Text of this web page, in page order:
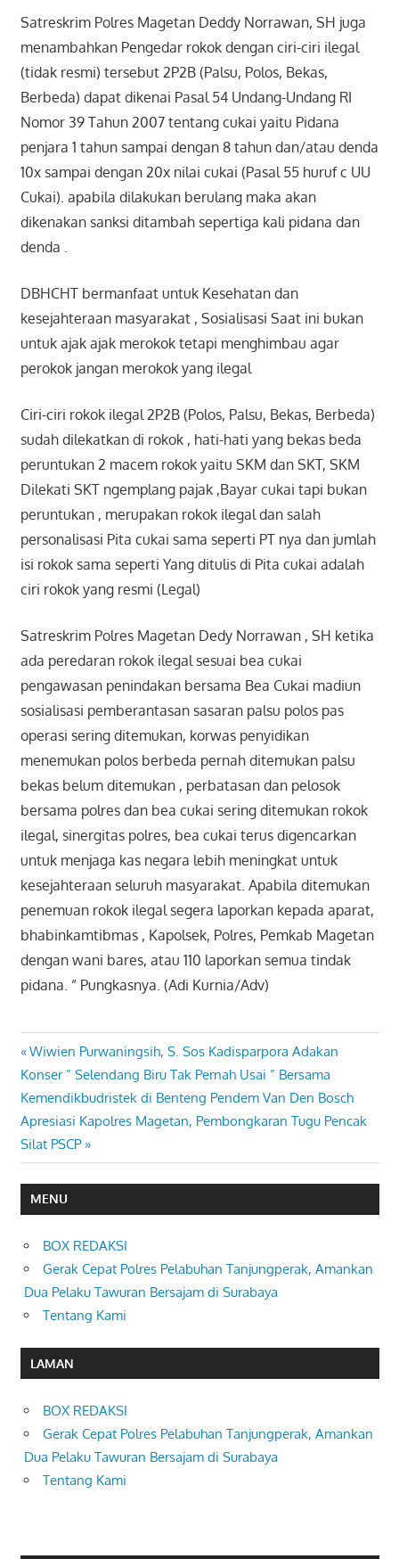
Satreskrim Polres Magetan Deddy Norrawan, SH juga
menambahkan Pengedar rokok dengan ciri-ciri ilegal
(tidak resmi) tersebut 2P2B (Palsu, Polos, Bekas,
Berbeda) dapat dikenai Pasal 54 Undang-Undang RI
Nomor 39 Tahun 2007 tentang cukai yaitu Pidana
penjara 1 tahun sampai dengan 8 tahun dan/atau denda
10x sampai dengan 20x nilai cukai (Pasal 55 huruf c UU
Cukai). apabila dilakukan berulang maka akan
dikenakan sanksi ditambah sepertiga kali pidana dan
denda .
DBHCHT bermanfaat untuk Kesehatan dan
kesejahteraan masyarakat , Sosialisasi Saat ini bukan
untuk ajak ajak merokok tetapi menghimbau agar
perokok jangan merokok yang ilegal
Ciri-ciri rokok ilegal 2P2B (Polos, Palsu, Bekas, Berbeda)
sudah dilekatkan di rokok , hati-hati yang bekas beda
peruntukan 2 macem rokok yaitu SKM dan SKT, SKM
Dilekati SKT ngemplang pajak ,Bayar cukai tapi bukan
peruntukan , merupakan rokok ilegal dan salah
personalisasi Pita cukai sama seperti PT nya dan jumlah
isi rokok sama seperti Yang ditulis di Pita cukai adalah
ciri rokok yang resmi (Legal)
Satreskrim Polres Magetan Dedy Norrawan , SH ketika
ada peredaran rokok ilegal sesuai bea cukai
pengawasan penindakan bersama Bea Cukai madiun
sosialisasi pemberantasan sasaran palsu polos pas
operasi sering ditemukan, korwas penyidikan
menemukan polos berbeda pernah ditemukan palsu
bekas belum ditemukan , perbatasan dan pelosok
bersama polres dan bea cukai sering ditemukan rokok
ilegal, sinergitas polres, bea cukai terus digencarkan
untuk menjaga kas negara lebih meningkat untuk
kesejahteraan seluruh masyarakat. Apabila ditemukan
penemuan rokok ilegal segera laporkan kepada aparat,
bhabinkamtibmas , Kapolsek, Polres, Pemkab Magetan
dengan wani bares, atau 110 laporkan semua tindak
pidana. ” Pungkasnya. (Adi Kurnia/Adv)
Navigasi
pos
Previous
Post:
Wiwien Purwaningsih, S. Sos Kadisparpora Adakan
Konser ” Selendang Biru Tak Pernah Usai ” Bersama
Kemendikbudristek di Benteng Pendem Van Den Bosch
Next
Post:
Apresiasi Kapolres Magetan, Pembongkaran Tugu Pencak
Silat PSCP
MENU
BOX REDAKSI
Gerak Cepat Polres Pelabuhan Tanjungperak, Amankan
Dua Pelaku Tawuran Bersajam di Surabaya
Tentang Kami
LAMAN
BOX REDAKSI
Gerak Cepat Polres Pelabuhan Tanjungperak, Amankan
Dua Pelaku Tawuran Bersajam di Surabaya
Tentang Kami